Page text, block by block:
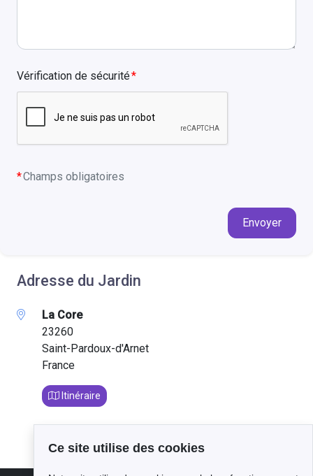
Vérification de sécurité
Champs obligatoires
Envoyer
Adresse du Jardin
La Core
23260
Saint-Pardoux-d'Arnet
France
Itinéraire
Ce site utilise des cookies